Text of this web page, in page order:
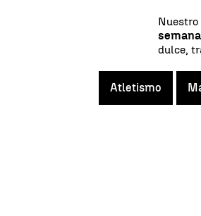
semana
dulce,
Atletismo